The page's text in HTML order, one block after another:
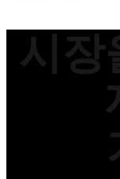
시장